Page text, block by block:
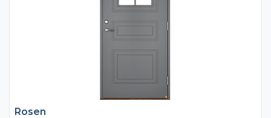
Rosen